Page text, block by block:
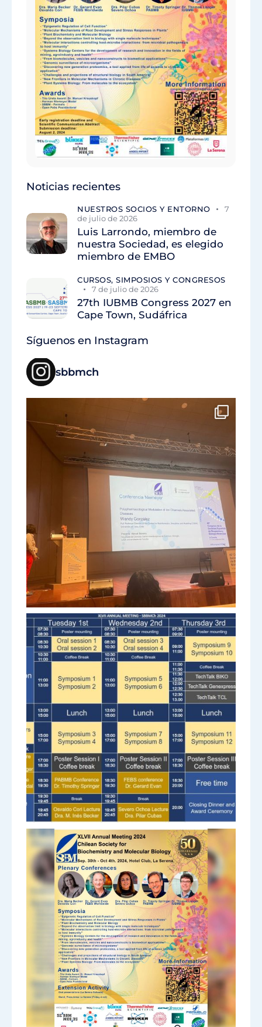
Noticias recientes
NUESTROS SOCIOS Y ENTORNO
7
de julio de 2026
Luis Larrondo, miembro de
nuestra Sociedad, es elegido
miembro de EMBO
CURSOS, SIMPOSIOS Y CONGRESOS
7 de julio de 2026
27th IUBMB Congress 2027 en
Cape Town, Sudáfrica
Síguenos en Instagram
sbbmch